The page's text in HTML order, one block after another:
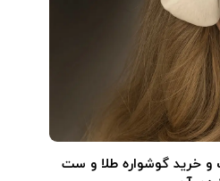
و خرید گوشواره طلا و ست